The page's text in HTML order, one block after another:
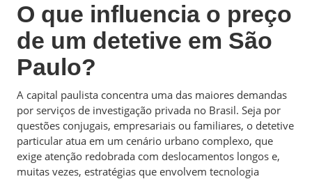
O que influencia o preço
de um detetive em São
Paulo?
A capital paulista concentra uma das maiores demandas
por serviços de investigação privada no Brasil. Seja por
questões conjugais, empresariais ou familiares, o detetive
particular atua em um cenário urbano complexo, que
exige atenção redobrada com deslocamentos longos e,
muitas vezes, estratégias que envolvem tecnologia